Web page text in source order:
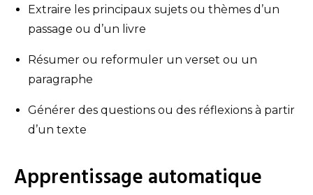
Extraire les principaux sujets ou thèmes d’un
passage ou d’un livre
Résumer ou reformuler un verset ou un
paragraphe
Générer des questions ou des réflexions à partir
d’un texte
Apprentissage automatique